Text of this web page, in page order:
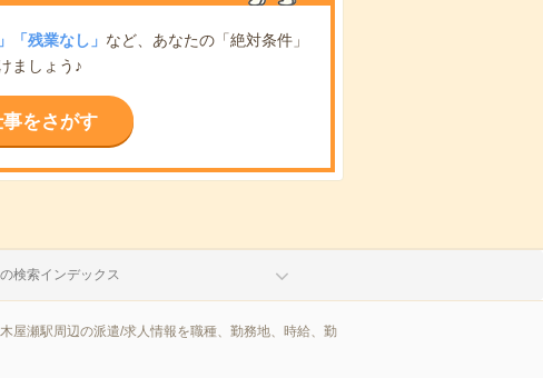
「残業なし」 など、あなたの「絶対条件」
ましょう♪
をさがす
検索インデックス
屋瀬駅周辺の派遣/求人情報を職種、勤務地、時給、勤